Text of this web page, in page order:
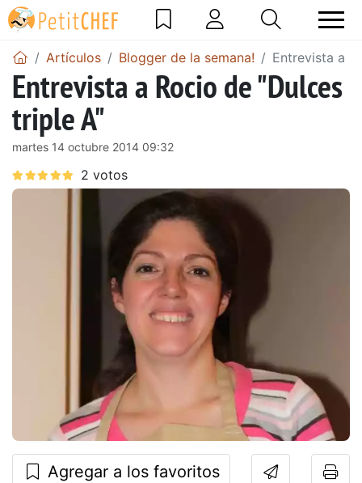
Artículos Blogger de la semana! Entrevista a
Entrevista a Rocio de "Dulces
triple A"
martes 14 octubre 2014 09:32
Agregar a los favoritos